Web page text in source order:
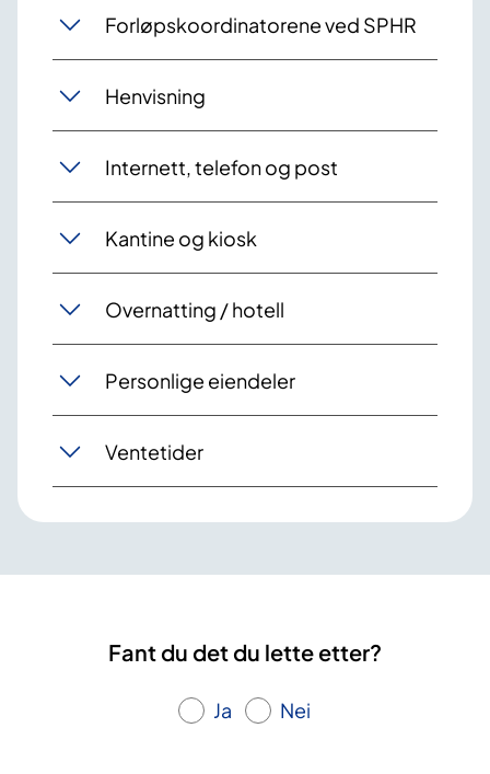
Forløpskoordinatorene ved SPHR
Henvisning
Internett, telefon og post
Kantine og kiosk
Overnatting / hotell
Personlige eiendeler
Ventetider
Fant du det du lette etter?
Ja Nei